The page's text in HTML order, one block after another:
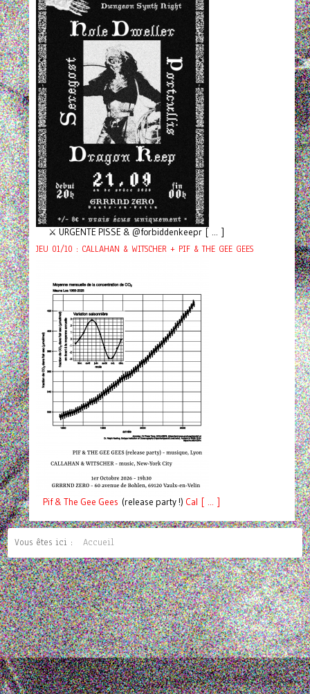
⚔️ URGENTE PISSE & @forbiddenkeepr [ ... ]
JEU 01/10 : CALLAHAN & WITSCHER + PIF & THE GEE GEES
Pif& The Gee Gees (release party !) Cal [ ... ]
Vous êtes ici : Accueil